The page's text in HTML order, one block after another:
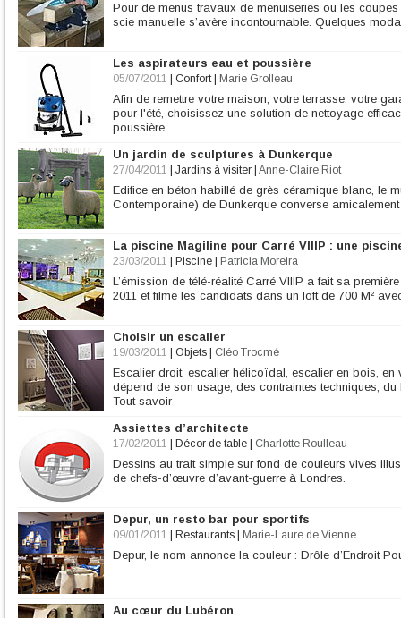
Pour de menus travaux de menuiseries ou les coupes
scie manuelle s’avère incontournable. Quelques
Les aspirateurs eau et poussière
05/07/2011 Confort| Marie Grolleau
Afin de remettre votre maison, votre terrasse, votre
pour l'été, choisissez une solution de nettoyage
poussière.
Un jardin de sculptures à Dunkerque
27/04/2011 Jardins à visiter Anne-Claire Riot
Edifice en béton habillé de grès céramique blanc, le
Contemporaine) de Dunkerque converse
La piscine Magiline pour Carré VIIIP : une
23/03/2011 Piscine Patricia Moreira
L’émission de télé-réalité Carré VIIIP a fait sa
2011 et filme les candidats dans un loft de 700 M²
Choisir un escalier
19/03/2011 Objets Cléo Trocmé
Escalier droit, escalier hélicoïdal, escalier en bois, en
dépend de son usage, des contraintes techniques,
Tout savoir
Assiettes d’architecte
17/02/2011 Décor de table Charlotte Roulleau
Dessins au trait simple sur fond de couleurs vives
de chefs-d’œuvre d’avant-guerre à Londres.
Depur, un resto bar pour sportifs
09/01/2011 Restaurants Marie-Laure de Vienne
Depur, le nom annonce la couleur : Drôle d’Endroit
Au cœur du Lubéron